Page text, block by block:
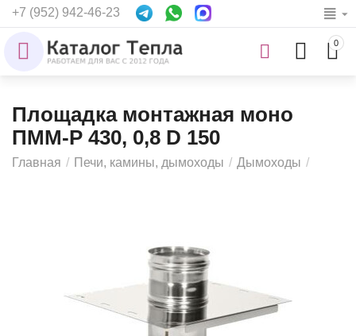
+7 (952) 942-46-23
0
Площадка монтажная моно
ПММ-Р 430, 0,8 D 150
Главная / Печи, камины, дымоходы / Дымоходы /